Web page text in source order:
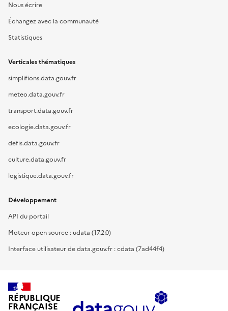
Nous écrire
Échangez avec la communauté
Statistiques
Verticales thématiques
simplifions.data.gouv.fr
meteo.data.gouv.fr
transport.data.gouv.fr
ecologie.data.gouv.fr
defis.data.gouv.fr
culture.data.gouv.fr
logistique.data.gouv.fr
Développement
API du portail
Moteur open source : udata (17.2.0)
Interface utilisateur de data.gouv.fr : cdata (7ad44f4)
RÉPUBLIQUE
FRANÇAISE